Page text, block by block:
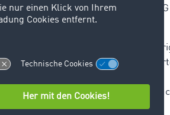
und wir gemeinsam mit der
gratulieren TIMOCOM zum 25-
die erfolgreiche Partnerschaft
großer Bedeutung funktionierende
unverzichtbar. Wir sind sehr
wissen.”